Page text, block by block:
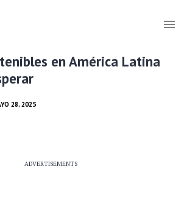
en América Latina
28, 2025
ADVERTISEMENTS